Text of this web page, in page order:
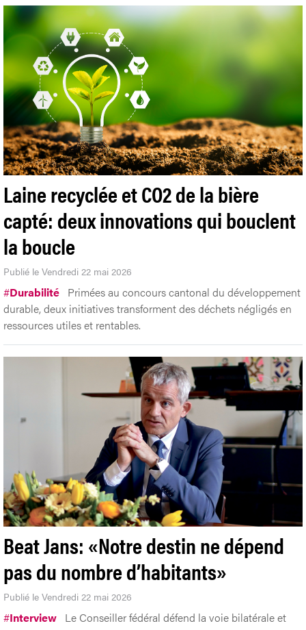
Laine recyclée et CO2 de la bière
capté: deux innovations qui bouclent
la boucle
Publié le Vendredi 22 mai 2026
#Durabilité Primées au concours cantonal du développement
durable, deux initiatives transforment des déchets négligés en
ressources utiles et rentables.
Beat Jans: «Notre destin ne dépend
pas du nombre d’habitants»
Publié le Vendredi 22 mai 2026
#Interview Le Conseiller fédéral défend la voie bilatérale et